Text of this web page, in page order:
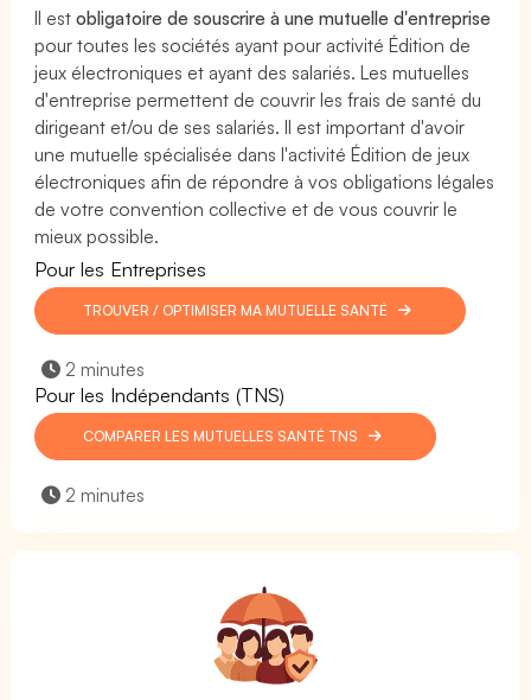
Il estobligatoire de souscrire à une mutuelle d'entreprise
pour toutes les sociétés ayant pour activité Édition de
jeux électroniques et ayant des salariés. Les mutuelles
d'entreprise permettent de couvrir les frais de santé du
dirigeant et/ou de ses salariés. Il est important d'avoir
une mutuelle spécialisée dans l'activité Édition de jeux
électroniques afin de répondre à vos obligations légales
de votre convention collective et de vous couvrir le
mieux possible.
Pour les Entreprises
TROUVER / OPTIMISER MA MUTUELLE SANTÉ
2 minutes
Pour les Indépendants (TNS)
COMPARER LES MUTUELLES SANTÉ TNS
2 minutes